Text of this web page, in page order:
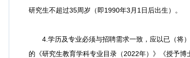
研究生不超过35周岁（即1990年3月1日后出生）。
4.学历及专业必须与招聘需求一致，应以已（将）
的《研究生教育学科专业目录（2022年）》《授予